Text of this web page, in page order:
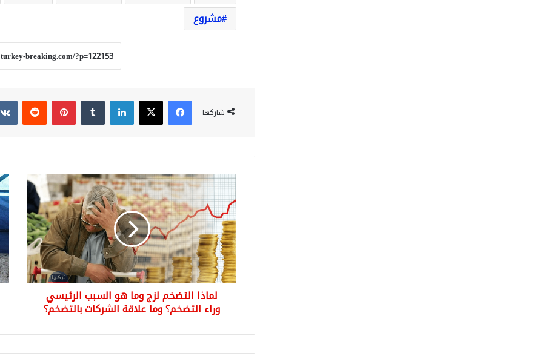
مشروع
شاركها
فيسبوك‫X لينكدإن بينتيريست
لماذا
التضخم
لزج
وما
هو
السبب
الرئيسي
وراء
التضخم؟
علاقة
الشركات
بالتضخم؟
لماذا التضخم لزج وما هو السبب الرئيسي
وراء التضخم؟ وما علاقة الشركات بالتضخم؟